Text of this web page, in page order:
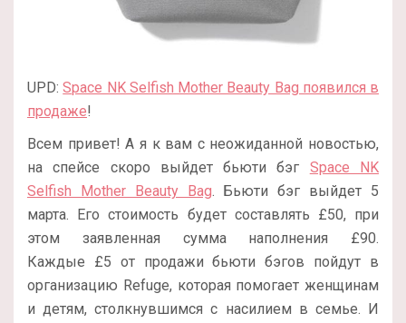
UPD:Space NK Selfish Mother Beauty Bag появился в
продаже!
Всем привет! А я к вам с неожиданной новостью,
на спейсе скоро выйдет бьюти бэг Space NK
Selfish Mother Beauty Bag. Бьюти бэг выйдет 5
марта. Его стоимость будет составлять £50, при
этом заявленная сумма наполнения £90.
Каждые £5 от продажи бьюти бэгов пойдут в
организацию Refuge, которая помогает женщинам
и детям, столкнувшимся с насилием в семье. И